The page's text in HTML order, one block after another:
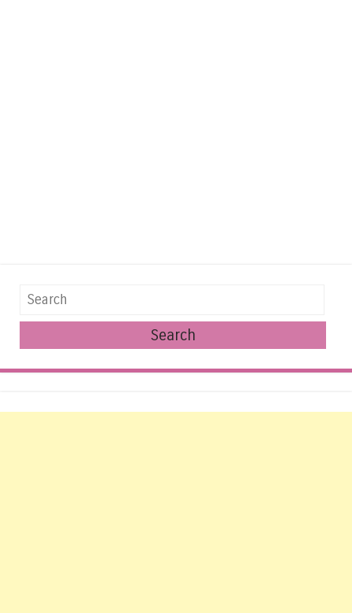
Search